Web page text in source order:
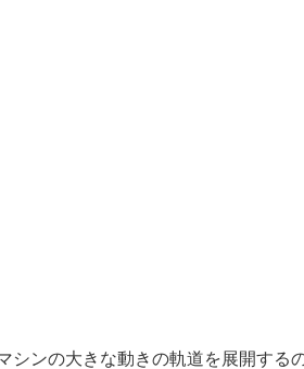
ンの大きな動きの軌道を展開する